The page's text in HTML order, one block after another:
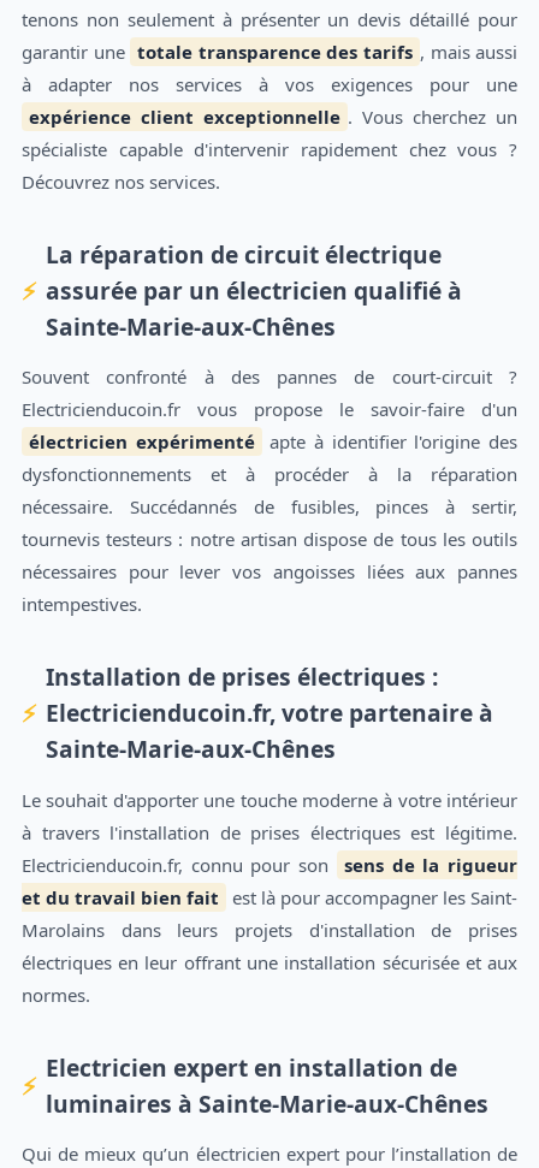
tenons non seulement à présenter un devis détaillé pour
garantir une totale transparence des tarifs , mais aussi
à adapter nos services à vos exigences pour une
expérience client exceptionnelle . Vous cherchez un
spécialiste capable d'intervenir rapidement chez vous ?
Découvrez nos services.
La réparation de circuit électrique
assurée par un électricien qualifié à
Sainte-Marie-aux-Chênes
Souvent confronté à des pannes de court-circuit ?
Electricienducoin.fr vous propose le savoir-faire d'un
électricien expérimenté
apte à identifier l'origine des
dysfonctionnements et à procéder à la réparation
nécessaire. Succédannés de fusibles, pinces à sertir,
tournevis testeurs : notre artisan dispose de tous les outils
nécessaires pour lever vos angoisses liées aux pannes
intempestives.
Installation de prises électriques :
Electricienducoin.fr, votre partenaire à
Sainte-Marie-aux-Chênes
Le souhait d'apporter une touche moderne à votre intérieur
à travers l'installation de prises électriques est légitime.
Electricienducoin.fr, connu pour son
sens de la rigueur
et du travail bien fait
est là pour accompagner les Saint-
Marolains dans leurs projets d'installation de prises
électriques en leur offrant une installation sécurisée et aux
normes.
Electricien expert en installation de
luminaires à Sainte-Marie-aux-Chênes
Qui de mieux qu’un électricien expert pour l’installation de